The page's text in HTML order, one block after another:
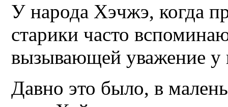
У народа Хэчжэ, когда
старики часто
вызывающей уважение у
Давно это было, в